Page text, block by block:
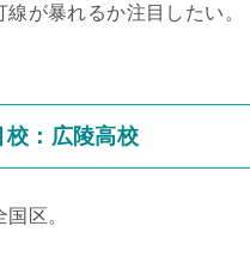
が暴れるか注目したい。
：広陵高校
区。